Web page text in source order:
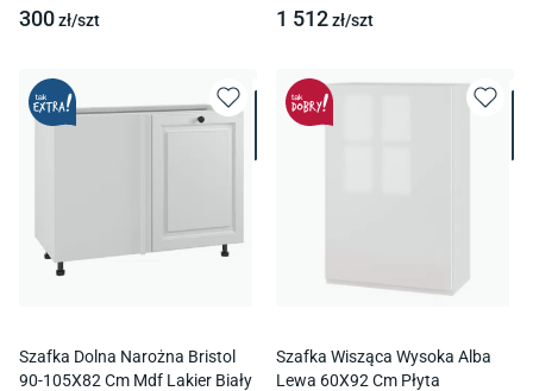
300zł/szt 1 512zł/szt
Szafka Dolna Narożna Bristol
90-105X82 Cm Mdf Lakier Biały
Szafka Wisząca Wysoka Alba
Lewa 60X92 Cm Płyta